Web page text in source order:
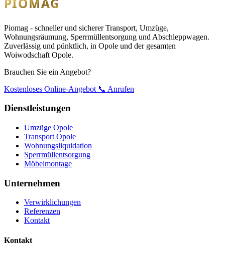
Piomag - schneller und sicherer Transport, Umzüge,
Wohnungsräumung, Sperrmüllentsorgung und Abschleppwagen.
Zuverlässig und pünktlich, in Opole und der gesamten
Woiwodschaft Opole.
Brauchen Sie ein Angebot?
Kostenloses Online-Angebot 📞 Anrufen
Dienstleistungen
Umzüge Opole
Transport Opole
Wohnungsliquidation
Sperrmüllentsorgung
Möbelmontage
Unternehmen
Verwirklichungen
Referenzen
Kontakt
Kontakt